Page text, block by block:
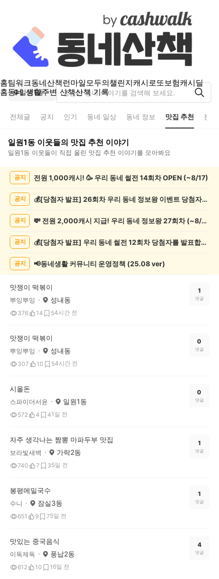
홈팀워크동네산책런마일모두의챌린지캐시로또보험캐시딜
홈동네 생활주변 산책산책 기록
일원1동
전체글 공지 인기 동네 일상 동네 정보 맛집 추천 분
일원1동 이웃들의 맛집 추천 이야기
일원1동 이웃들이 직접 올린 맛집 추천 이야기를 모아봐요
목
공지 전원 1,000캐시! 🥳 우리 동네 썰전 14회차 OPEN (~8/17)
공지 💰[당첨자 발표] 26회차 우리 동네 정보왕 이벤트 당첨자를 발표합니다!
공지 💸 전원 2,000캐시 지급! 우리 동네 정보왕 27회차 (~8/10)
공지 💰[당첨자 발표] 우리 동네 썰전 12회차 당첨자를 발표합니다!
공지 📢동네생활 커뮤니티 운영정책 (25.08 ver)
맛쟁이 떡볶이
뿌잉뿌잉 성내동
376 14 54시간 전
1
댓글
맛쟁이 떡볶이
뿌잉뿌잉 성내동
307 10 54시간 전
0
댓글
시올돈
스파이더서윤 일원1동
572 4 41일 전
0
댓글
자주 생각나는 짬뽕 마파두부 맛집
보라빛새벽 가락2동
740 7 35일 전
1
댓글
봉평메밀국수
수니 잠실3동
651 9 75일 전
1
댓글
맛있는 중국음식
이독제독 풍납2동
612 10 1 6일 전
4
댓글